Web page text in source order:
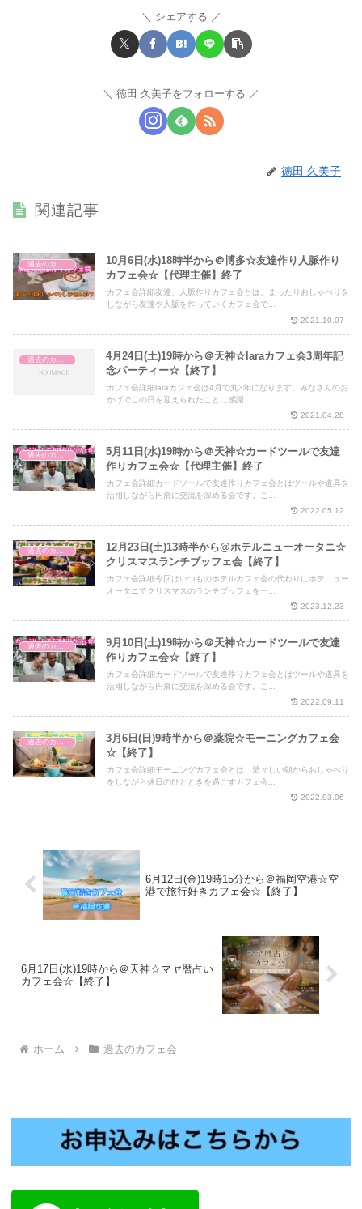
シェアする
徳田 久美子をフォローする
徳田 久美子
関連記事
過去のカフェ会
10月6日(水)18時半から＠博多☆友達作り人脈作り
カフェ会☆【代理主催】終了
カフェ会詳細友達、人脈作りカフェ会とは、まったりおしゃべりを
しながら友達や人脈を作っていくカフェ会で...
2021.10.07
過去のカフェ会
4月24日(土)19時から＠天神☆laraカフェ会3周年記
念パーティー☆【終了】
カフェ会詳細laraカフェ会は4月で丸3年になります。みなさんのお
かげでこの日を迎えられたことに感謝...
2021.04.28
過去のカフェ会
5月11日(水)19時から＠天神☆カードツールで友達
作りカフェ会☆【代理主催】終了
カフェ会詳細カードツールで友達作りカフェ会とはツールや道具を
活用しながら円滑に交流を深める会です。こ...
2022.05.12
過去のカフェ会
12月23日(土)13時半から@ホテルニューオータニ☆
クリスマスランチブッフェ会【終了】
カフェ会詳細今回はいつものホテルカフェ会の代わりにホテニュー
オータニでクリスマスのランチブッフェを一...
2023.12.23
過去のカフェ会
9月10日(土)19時から＠天神☆カードツールで友達
作りカフェ会☆【終了】
カフェ会詳細カードツールで友達作りカフェ会とはツールや道具を
活用しながら円滑に交流を深める会です。こ...
2022.09.11
3月6日(日)9時半から＠薬院☆モーニングカフェ会
☆【終了】
カフェ会詳細モーニングカフェ会とは、清々しい朝からおしゃべり
をしながら休日のひとときを過ごすカフェ会...
2022.03.06
6月12日(金)19時15分から＠福岡空港☆空
港で旅行好きカフェ会☆【終了】
6月17日(水)19時から＠天神☆マヤ暦占い
カフェ会☆【終了】
ホーム 過去のカフェ会